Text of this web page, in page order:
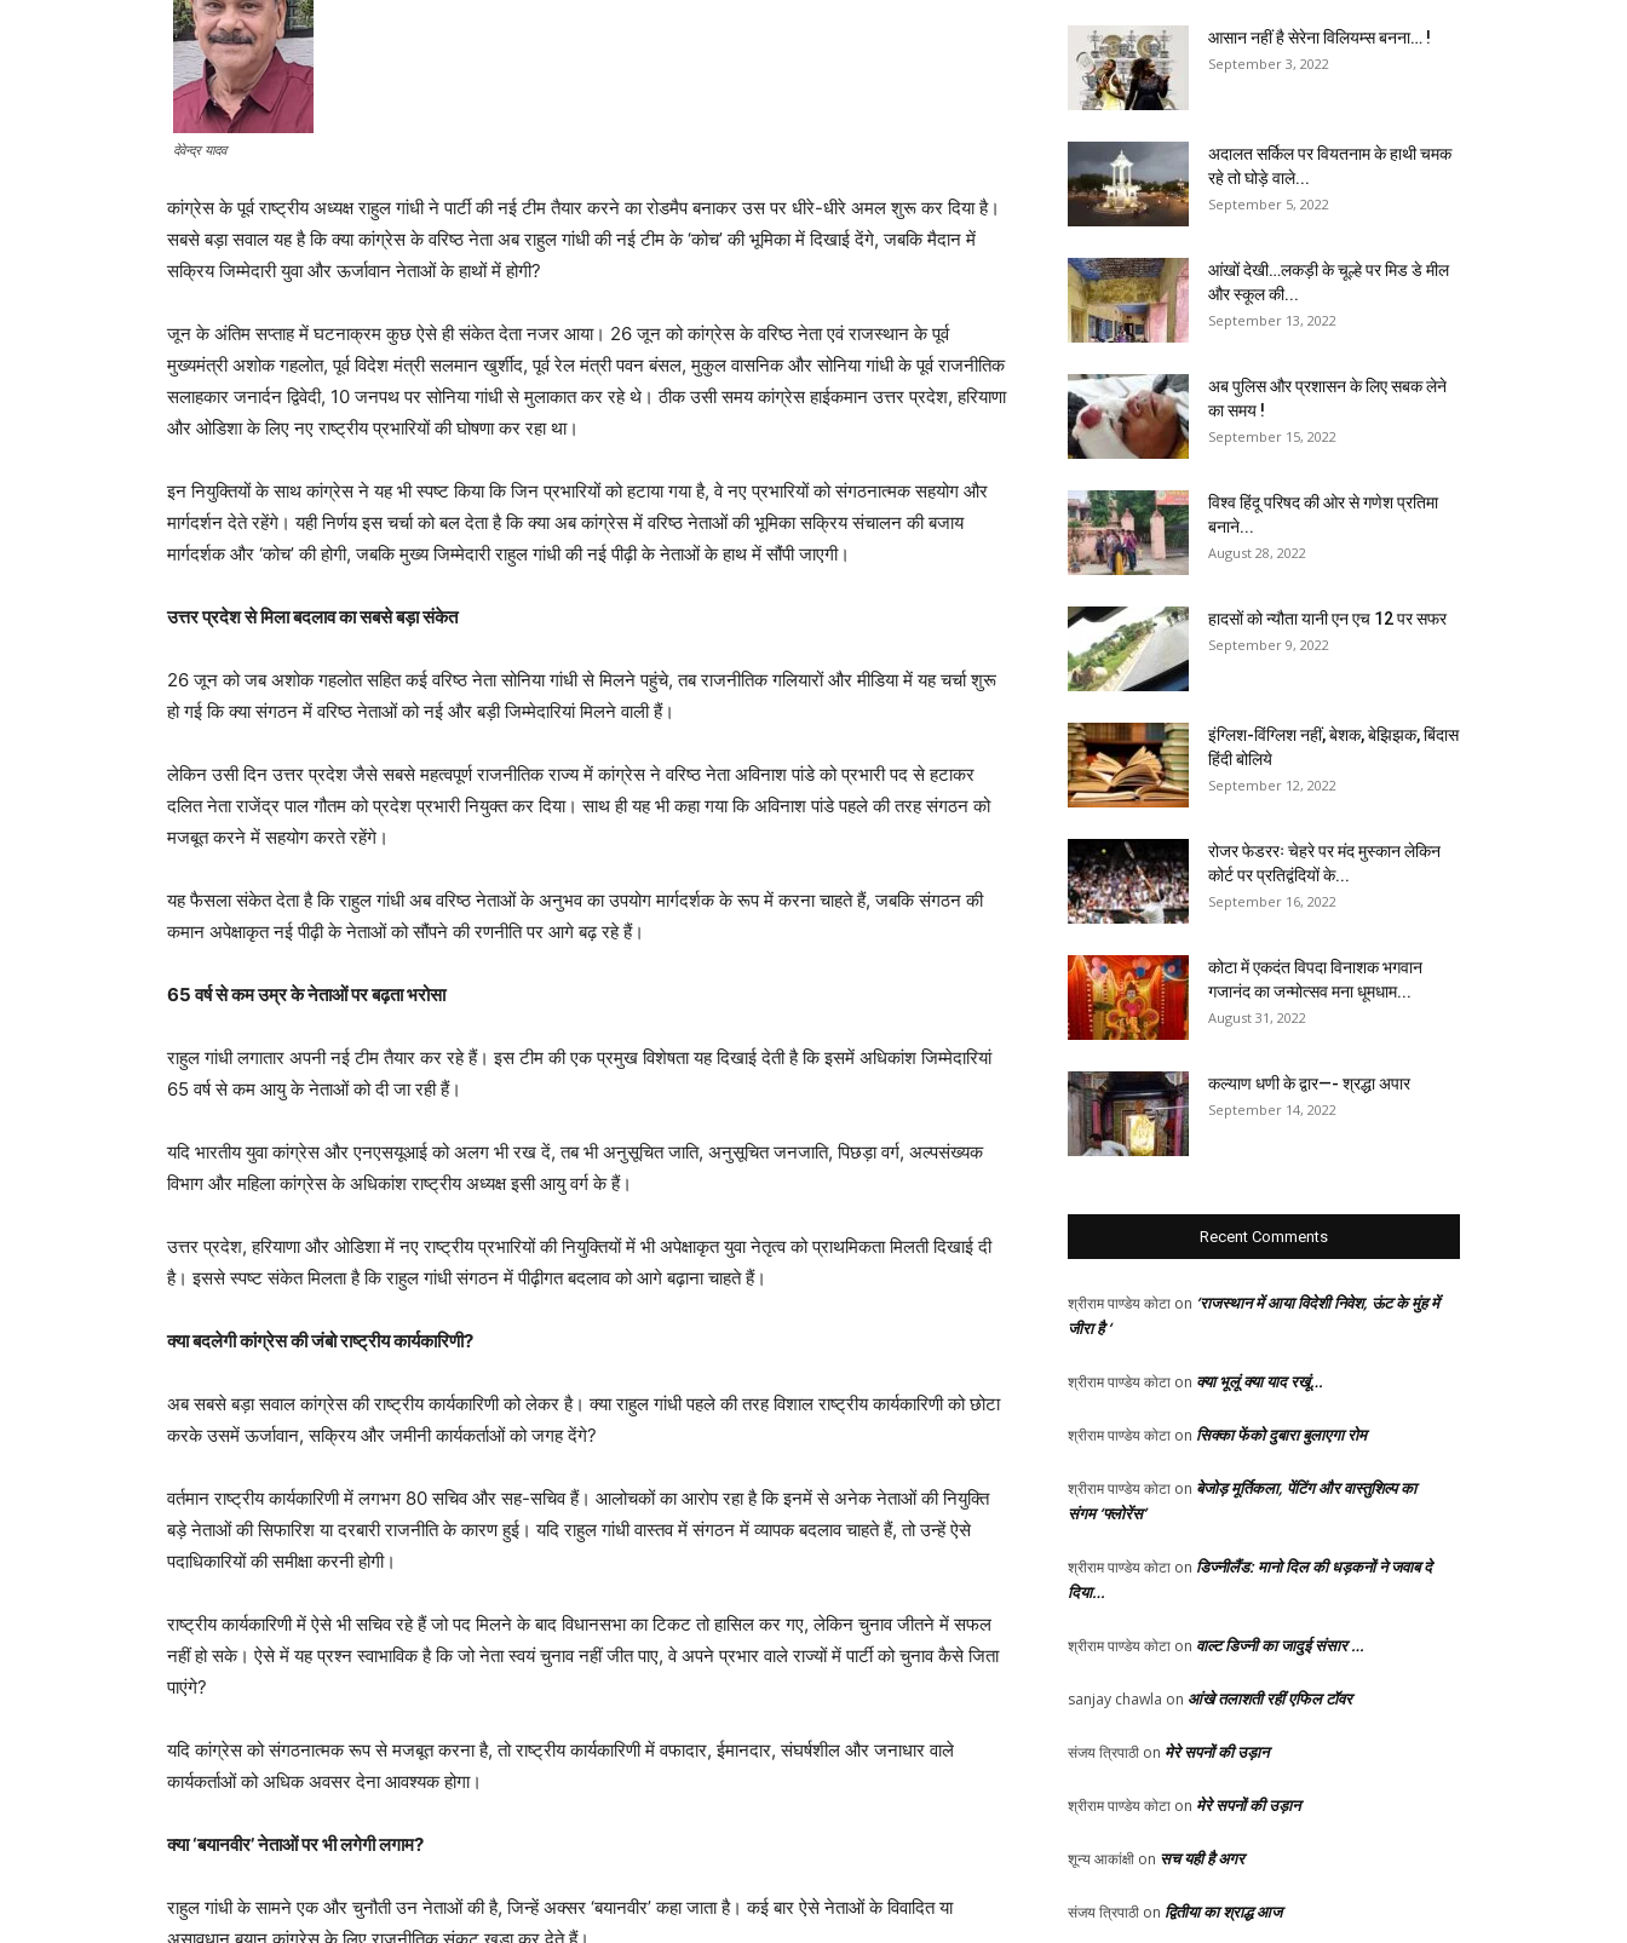
देवेन्द्र यादव
कांग्रेस के पूर्व राष्ट्रीय अध्यक्ष राहुल गांधी ने पार्टी की नई टीम तैयार करने का रोडमैप बनाकर उस पर धीरे-धीरे अमल शुरू कर दिया है।
सबसे बड़ा सवाल यह है कि क्या कांग्रेस के वरिष्ठ नेता अब राहुल गांधी की नई टीम के ‘कोच’ की भूमिका में दिखाई देंगे, जबकि मैदान में
सक्रिय जिम्मेदारी युवा और ऊर्जावान नेताओं के हाथों में होगी?
जून के अंतिम सप्ताह में घटनाक्रम कुछ ऐसे ही संकेत देता नजर आया। 26 जून को कांग्रेस के वरिष्ठ नेता एवं राजस्थान के पूर्व
मुख्यमंत्री अशोक गहलोत, पूर्व विदेश मंत्री सलमान खुर्शीद, पूर्व रेल मंत्री पवन बंसल, मुकुल वासनिक और सोनिया गांधी के पूर्व राजनीतिक
सलाहकार जनार्दन द्विवेदी, 10 जनपथ पर सोनिया गांधी से मुलाकात कर रहे थे। ठीक उसी समय कांग्रेस हाईकमान उत्तर प्रदेश, हरियाणा
और ओडिशा के लिए नए राष्ट्रीय प्रभारियों की घोषणा कर रहा था।
इन नियुक्तियों के साथ कांग्रेस ने यह भी स्पष्ट किया कि जिन प्रभारियों को हटाया गया है, वे नए प्रभारियों को संगठनात्मक सहयोग और
मार्गदर्शन देते रहेंगे। यही निर्णय इस चर्चा को बल देता है कि क्या अब कांग्रेस में वरिष्ठ नेताओं की भूमिका सक्रिय संचालन की बजाय
मार्गदर्शक और ‘कोच’ की होगी, जबकि मुख्य जिम्मेदारी राहुल गांधी की नई पीढ़ी के नेताओं के हाथ में सौंपी जाएगी।
उत्तर प्रदेश से मिला बदलाव का सबसे बड़ा संकेत
26 जून को जब अशोक गहलोत सहित कई वरिष्ठ नेता सोनिया गांधी से मिलने पहुंचे, तब राजनीतिक गलियारों और मीडिया में यह चर्चा शुरू
हो गई कि क्या संगठन में वरिष्ठ नेताओं को नई और बड़ी जिम्मेदारियां मिलने वाली हैं।
लेकिन उसी दिन उत्तर प्रदेश जैसे सबसे महत्वपूर्ण राजनीतिक राज्य में कांग्रेस ने वरिष्ठ नेता अविनाश पांडे को प्रभारी पद से हटाकर
दलित नेता राजेंद्र पाल गौतम को प्रदेश प्रभारी नियुक्त कर दिया। साथ ही यह भी कहा गया कि अविनाश पांडे पहले की तरह संगठन को
मजबूत करने में सहयोग करते रहेंगे।
यह फैसला संकेत देता है कि राहुल गांधी अब वरिष्ठ नेताओं के अनुभव का उपयोग मार्गदर्शक के रूप में करना चाहते हैं, जबकि संगठन की
कमान अपेक्षाकृत नई पीढ़ी के नेताओं को सौंपने की रणनीति पर आगे बढ़ रहे हैं।
65 वर्ष से कम उम्र के नेताओं पर बढ़ता भरोसा
राहुल गांधी लगातार अपनी नई टीम तैयार कर रहे हैं। इस टीम की एक प्रमुख विशेषता यह दिखाई देती है कि इसमें अधिकांश जिम्मेदारियां
65 वर्ष से कम आयु के नेताओं को दी जा रही हैं।
यदि भारतीय युवा कांग्रेस और एनएसयूआई को अलग भी रख दें, तब भी अनुसूचित जाति, अनुसूचित जनजाति, पिछड़ा वर्ग, अल्पसंख्यक
विभाग और महिला कांग्रेस के अधिकांश राष्ट्रीय अध्यक्ष इसी आयु वर्ग के हैं।
उत्तर प्रदेश, हरियाणा और ओडिशा में नए राष्ट्रीय प्रभारियों की नियुक्तियों में भी अपेक्षाकृत युवा नेतृत्व को प्राथमिकता मिलती दिखाई दी
है। इससे स्पष्ट संकेत मिलता है कि राहुल गांधी संगठन में पीढ़ीगत बदलाव को आगे बढ़ाना चाहते हैं।
क्या बदलेगी कांग्रेस की जंबो राष्ट्रीय कार्यकारिणी?
अब सबसे बड़ा सवाल कांग्रेस की राष्ट्रीय कार्यकारिणी को लेकर है। क्या राहुल गांधी पहले की तरह विशाल राष्ट्रीय कार्यकारिणी को छोटा
करके उसमें ऊर्जावान, सक्रिय और जमीनी कार्यकर्ताओं को जगह देंगे?
वर्तमान राष्ट्रीय कार्यकारिणी में लगभग 80 सचिव और सह-सचिव हैं। आलोचकों का आरोप रहा है कि इनमें से अनेक नेताओं की नियुक्ति
बड़े नेताओं की सिफारिश या दरबारी राजनीति के कारण हुई। यदि राहुल गांधी वास्तव में संगठन में व्यापक बदलाव चाहते हैं, तो उन्हें ऐसे
पदाधिकारियों की समीक्षा करनी होगी।
राष्ट्रीय कार्यकारिणी में ऐसे भी सचिव रहे हैं जो पद मिलने के बाद विधानसभा का टिकट तो हासिल कर गए, लेकिन चुनाव जीतने में सफल
नहीं हो सके। ऐसे में यह प्रश्न स्वाभाविक है कि जो नेता स्वयं चुनाव नहीं जीत पाए, वे अपने प्रभार वाले राज्यों में पार्टी को चुनाव कैसे जिता
पाएंगे?
यदि कांग्रेस को संगठनात्मक रूप से मजबूत करना है, तो राष्ट्रीय कार्यकारिणी में वफादार, ईमानदार, संघर्षशील और जनाधार वाले
कार्यकर्ताओं को अधिक अवसर देना आवश्यक होगा।
क्या ‘बयानवीर’ नेताओं पर भी लगेगी लगाम?
राहुल गांधी के सामने एक और चुनौती उन नेताओं की है, जिन्हें अक्सर ‘बयानवीर’ कहा जाता है। कई बार ऐसे नेताओं के विवादित या
आसान नहीं है सेरेना विलियम्स बनना… !
September 3, 2022
अदालत सर्किल पर वियतनाम के हाथी चमक
रहे तो घोड़े वाले...
September 5, 2022
आंखों देखी…लकड़ी के चूल्हे पर मिड डे मील
और स्कूल की...
September 13, 2022
अब पुलिस और प्रशासन के लिए सबक लेने
का समय !
September 15, 2022
विश्व हिंदू परिषद की ओर से गणेश प्रतिमा
बनाने...
August 28, 2022
हादसों को न्यौता यानी एन एच 12 पर सफर
September 9, 2022
इंग्लिश-विंग्लिश नहीं, बेशक, बेझिझक, बिंदास
हिंदी बोलिये
September 12, 2022
रोजर फेडररः चेहरे पर मंद मुस्कान लेकिन
कोर्ट पर प्रतिद्वंदियों के...
September 16, 2022
कोटा में एकदंत विपदा विनाशक भगवान
गजानंद का जन्मोत्सव मना धूमधाम...
August 31, 2022
कल्याण धणी के द्वार—- श्रद्धा अपार
September 14, 2022
Recent Comments
श्रीराम पाण्डेय कोटा on ‘राजस्थान में आया विदेशी निवेश, ऊंट के मुंह में
जीरा है ‘
श्रीराम पाण्डेय कोटा on क्या भूलूं क्या याद रखूं…
श्रीराम पाण्डेय कोटा on सिक्का फेंको दुबारा बुलाएगा रोम
श्रीराम पाण्डेय कोटा on बेजोड़ मूर्तिकला, पेंटिंग और वास्तुशिल्प का
संगम ‘फ्लोरेंस’
श्रीराम पाण्डेय कोटा on डिज्नीलैंड: मानो दिल की धड़कनों ने जवाब दे
दिया…
श्रीराम पाण्डेय कोटा on वाल्ट डिज्नी का जादुई संसार …
sanjay chawla on आंखे तलाशती रहीं एफिल टॉवर
संजय त्रिपाठी on मेरे सपनों की उड़ान
श्रीराम पाण्डेय कोटा on मेरे सपनों की उड़ान
शून्य आकांक्षी on सच यही है अगर
संजय त्रिपाठी on द्वितीया का श्राद्ध आज